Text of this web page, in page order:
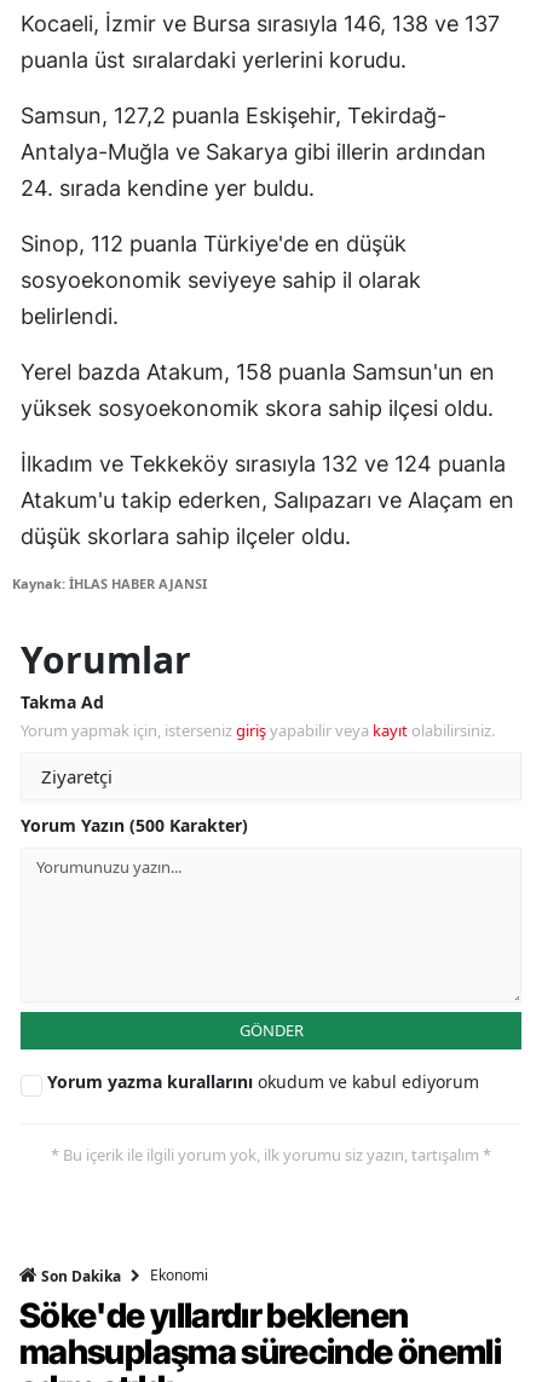
Kocaeli, İzmir ve Bursa sırasıyla 146, 138 ve 137
puanla üst sıralardaki yerlerini korudu.
Samsun, 127,2 puanla Eskişehir, Tekirdağ-
Antalya-Muğla ve Sakarya gibi illerin ardından
24. sırada kendine yer buldu.
Sinop, 112 puanla Türkiye'de en düşük
sosyoekonomik seviyeye sahip il olarak
belirlendi.
Yerel bazda Atakum, 158 puanla Samsun'un en
yüksek sosyoekonomik skora sahip ilçesi oldu.
İlkadım ve Tekkeköy sırasıyla 132 ve 124 puanla
Atakum'u takip ederken, Salıpazarı ve Alaçam en
düşük skorlara sahip ilçeler oldu.
Kaynak: İHLAS HABER AJANSI
Yorumlar
Takma Ad
Yorum yapmak için, istersenizgirişyapabilir veya kayıt olabilirsiniz.
Yorum Yazın (500 Karakter)
GÖNDER
Yorum yazma kurallarını okudum ve kabul ediyorum
* Bu içerik ile ilgili yorum yok, ilk yorumu siz yazın, tartışalım *
Son Dakika Ekonomi
Söke'de yıllardır beklenen
mahsuplaşma sürecinde önemli